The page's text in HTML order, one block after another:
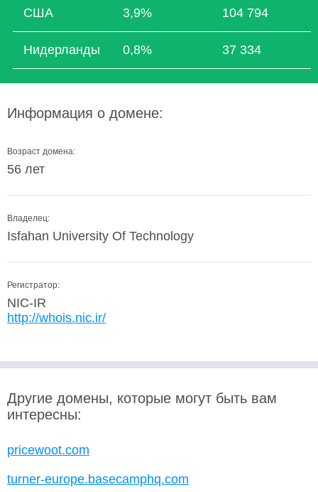
США 3,9% 104 794
Нидерланды 0,8% 37 334
Информация о домене:
Возраст домена:
56 лет
Владелец:
Isfahan University Of Technology
Регистратор:
NIC-IR
http://whois.nic.ir/
Другие домены, которые могут быть вам
интересны:
pricewoot.com
turner-europe.basecamphq.com